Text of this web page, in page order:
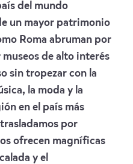
del mundo
un mayor patrimonio
Roma abruman por
de alto interés
sin tropezar con la
la moda y la
en el país más
por
ofrecen magníficas
y el